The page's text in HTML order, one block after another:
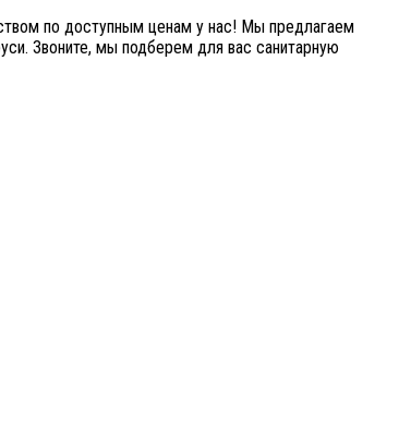
по доступным ценам у нас! Мы предлагаем
Звоните, мы подберем для вас санитарную